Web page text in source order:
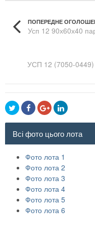
ПОПЕРЕДНЕ
Усп 12 90х60х40
УСП 12 (7050-0449)
Всі фото цього лота
Фото лота 1
Фото лота 2
Фото лота 3
Фото лота 4
Фото лота 5
Фото лота 6